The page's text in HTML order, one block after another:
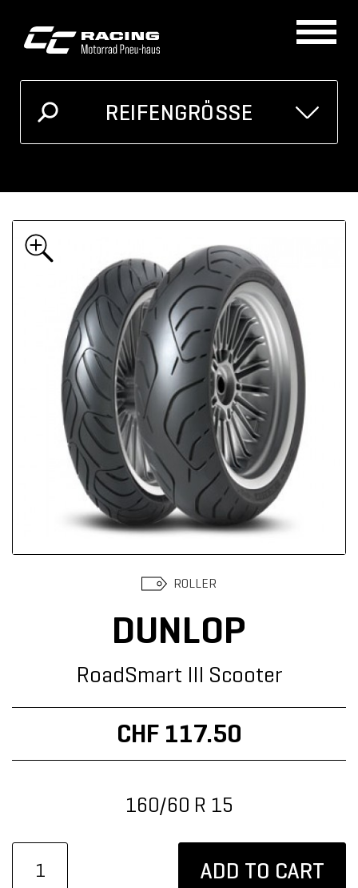
REIFENGRÖSSE
Oder unten auswählen
Breite
Höhe Zoll
Suchen
ROLLER
DUNLOP
RoadSmart III Scooter
CHF 117.50
160/60 R 15
ADD TO CART